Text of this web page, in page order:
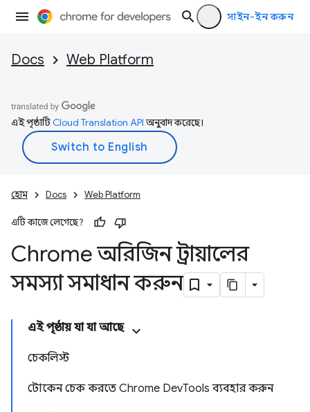
সাইন-ইন করুন
Docs Web Platform
এই পৃষ্ঠাটিCloud Translation APIঅনুবাদ করেছে।
হোম Docs Web Platform
এটি কাজে লেগেছে?
Chrome অরিজিন ট্রায়ালের
সমস্যা সমাধান করুন
এই পৃষ্ঠায় যা যা আছে
চেকলিস্ট
টোকেন চেক করতে Chrome DevTools ব্যবহার করুন